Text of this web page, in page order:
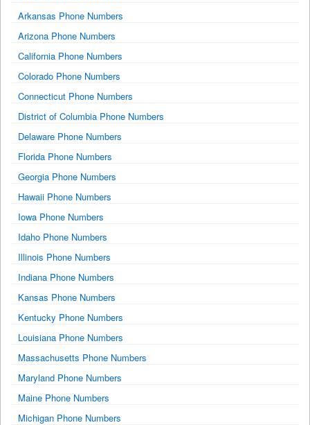
Arkansas Phone Numbers
Arizona Phone Numbers
California Phone Numbers
Colorado Phone Numbers
Connecticut Phone Numbers
District of Columbia Phone Numbers
Delaware Phone Numbers
Florida Phone Numbers
Georgia Phone Numbers
Hawaii Phone Numbers
Iowa Phone Numbers
Idaho Phone Numbers
Illinois Phone Numbers
Indiana Phone Numbers
Kansas Phone Numbers
Kentucky Phone Numbers
Louisiana Phone Numbers
Massachusetts Phone Numbers
Maryland Phone Numbers
Maine Phone Numbers
Michigan Phone Numbers